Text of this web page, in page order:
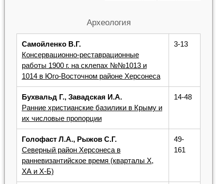
Археология
Самойленко В.Г.
Консервационно-реставрационные
работы 1900 г. на склепах №№1013 и
1014 в Юго-Восточном районе Херсонеса
3-13
Бухвальд Г., Завадская И.А.
Ранние христианские базилики в Крыму и
их числовые пропорции
14-48
Голофаст Л.А., Рыжов С.Г.
Северный район Херсонеса в
ранневизантийское время (кварталы X,
ХА и Х-Б)
49-
161